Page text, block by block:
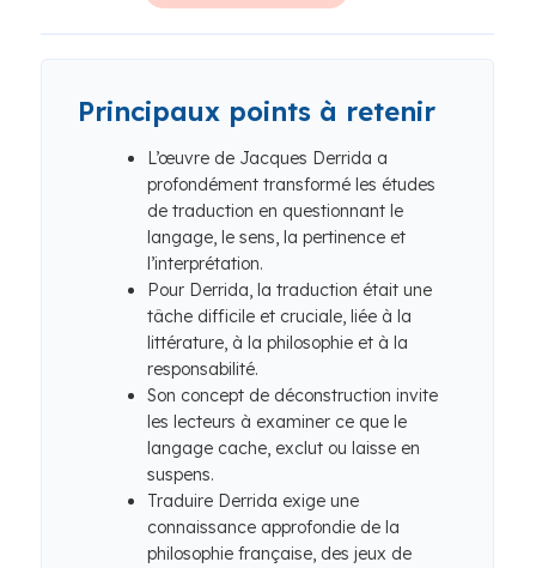
Principaux points à retenir
L’œuvre de Jacques Derrida a
profondément transformé les études
de traduction en questionnant le
langage, le sens, la pertinence et
l’interprétation.
Pour Derrida, la traduction était une
tâche difficile et cruciale, liée à la
littérature, à la philosophie et à la
responsabilité.
Son concept de déconstruction invite
les lecteurs à examiner ce que le
langage cache, exclut ou laisse en
suspens.
Traduire Derrida exige une
connaissance approfondie de la
philosophie française, des jeux de